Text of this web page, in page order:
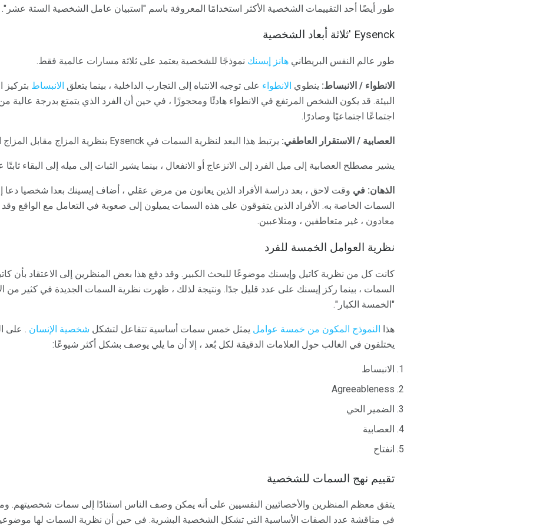
طور أيضًا أحد التقييمات الشخصية الأكثر استخدامًا المعروفة باسم "استبيان عامل الشخصية الستة عشر".
Eysenck 'ثلاثة أبعاد الشخصية
طور عالم النفس البريطاني هانز إيسنك نموذجًا للشخصية يعتمد على ثلاثة مسارات عالمية فقط.
الانطواء / الانبساط: ينطوي الانطواء على توجيه الانتباه إلى التجارب الداخلية ، بينما يتعلق الانبساط بتركيز
البيئة. قد يكون الشخص المرتفع في الانطواء هادئًا ومحجوزًا ، في حين أن الفرد الذي يتمتع بدرجة عالية
اجتماعًا اجتماعيًا وصادرًا.
العصابية / الاستقرار العاطفي: يرتبط هذا البعد لنظرية السمات في Eysenck بنظرية المزاج مقابل المزاج المتساوي.
يشير مصطلح العصابية إلى ميل الفرد إلى الانزعاج أو الانفعال ، بينما يشير الثبات إلى ميله إلى البقاء ثابتًا
الذهان: في وقت لاحق ، بعد دراسة الأفراد الذين يعانون من مرض عقلي ، أضاف إيسينك بعدا شخصيا دعا
السمات الخاصة به. الأفراد الذين يتفوقون على هذه السمات يميلون إلى صعوبة في التعامل مع الواقع
معادون ، غير متعاطفين ، ومتلاعبين.
نظرية العوامل الخمسة للفرد
كانت كل من نظرية كاتيل وإيسنك موضوعًا للبحث الكبير. وقد دفع هذا بعض المنظرين إلى الاعتقاد بأن
السمات ، بينما ركز إيسنك على عدد قليل جدًا. ونتيجة لذلك ، ظهرت نظرية السمات الجديدة في كثير من
"الخمسة الكبار".
هذا النموذج المكون من خمسة عوامل يمثل خمس سمات أساسية تتفاعل لتشكل شخصية الإنسان . على
يختلفون في الغالب حول العلامات الدقيقة لكل بُعد ، إلا أن ما يلي يوصف بشكل أكثر شيوعًا:
الانبساط
Agreeableness
الضمير الحي
العصابية
انفتاح
تقييم نهج السمات للشخصية
يتفق معظم المنظرين والأخصائيين النفسيين على أنه يمكن وصف الناس استنادًا إلى سمات شخصيتهم.
في مناقشة عدد الصفات الأساسية التي تشكل الشخصية البشرية. في حين أن نظرية السمات لها